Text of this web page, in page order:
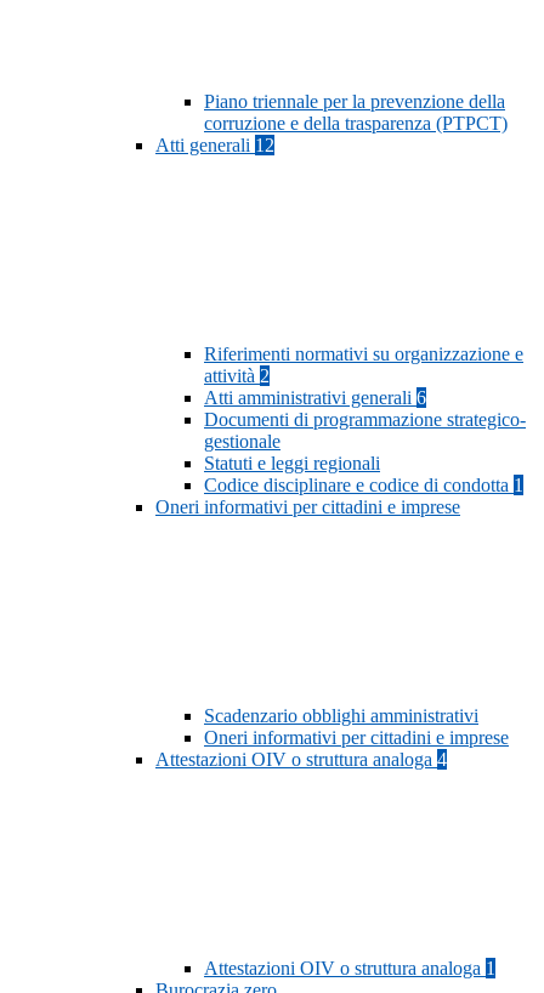
Piano triennale per la prevenzione della
corruzione e della trasparenza (PTPCT)
Atti generali 12
Riferimenti normativi su organizzazione e
attività 2
Atti amministrativi generali 6
Documenti di programmazione strategico-
gestionale
Statuti e leggi regionali
Codice disciplinare e codice di condotta 1
Oneri informativi per cittadini e imprese
Scadenzario obblighi amministrativi
Oneri informativi per cittadini e imprese
Attestazioni OIV o struttura analoga 4
Attestazioni OIV o struttura analoga 1